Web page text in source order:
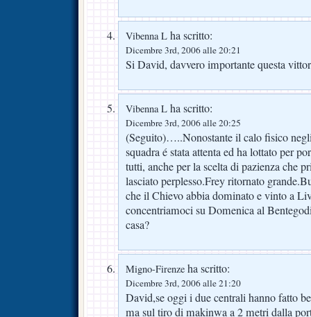
Vibenna L ha scritto:
Dicembre 3rd, 2006 alle 20:21
Si David, davvero importante questa
Vibenna L ha scritto:
Dicembre 3rd, 2006 alle 20:25
(Seguito)…..Nonostante il calo fisico
squadra é stata attenta ed ha lottato per
tutti, anche per la scelta di pazienza che
lasciato perplesso.Frey ritornato
che il Chievo abbia dominato e vinto a
concentriamoci su Domenica al
casa?
Migno-Firenze ha scritto:
Dicembre 3rd, 2006 alle 21:20
David,se oggi i due centrali hanno fatto
ma sul tiro di makinwa a 2 metri dalla